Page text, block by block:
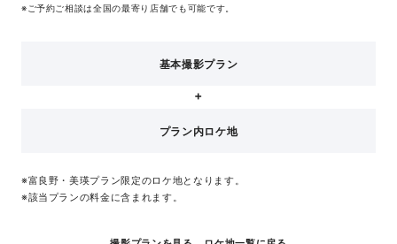
※ご予約ご相談は全国の最寄り店舗でも可能です。
基本撮影プラン
プラン内ロケ地
※富良野・美瑛プラン限定のロケ地となります。
※該当プランの料金に含まれます。